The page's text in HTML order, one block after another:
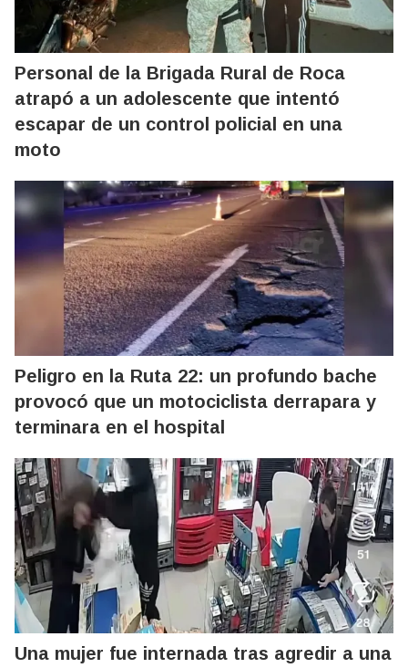
Personal de la Brigada Rural de Roca
atrapó a un adolescente que intentó
escapar de un control policial en una
moto
Peligro en la Ruta 22: un profundo bache
provocó que un motociclista derrapara y
terminara en el hospital
Una mujer fue internada tras agredir a una